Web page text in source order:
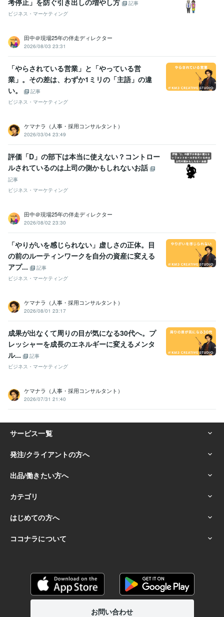
考停止」を防ぐ引き出しの増やし方
記事
ビジネス・マーケティング
田中＠現場25年の伴走ディレクター
2026/08/03 23:31
「やらされている営業」と「やっている営
業」。その差は、わずか1ミリの「主語」の違
い。
記事
ビジネス・マーケティング
ケマナラ（人事・採用コンサルタント）
2026/03/04 23:49
評価「D」の部下は本当に使えない？コントロー
ルされているのは上司の側かもしれないお話
記事
ビジネス・マーケティング
田中＠現場25年の伴走ディレクター
2026/08/02 23:30
「やりがいを感じられない」虚しさの正体。目
の前のルーティンワークを自分の資産に変える
アプ...
記事
ビジネス・マーケティング
ケマナラ（人事・採用コンサルタント）
2026/08/01 23:17
成果が出なくて周りの目が気になる30代へ。プ
レッシャーを成長のエネルギーに変えるメンタ
ル...
記事
ビジネス・マーケティング
ケマナラ（人事・採用コンサルタント）
2026/07/31 21:40